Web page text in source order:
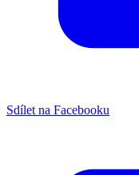
Sdílet na Facebooku